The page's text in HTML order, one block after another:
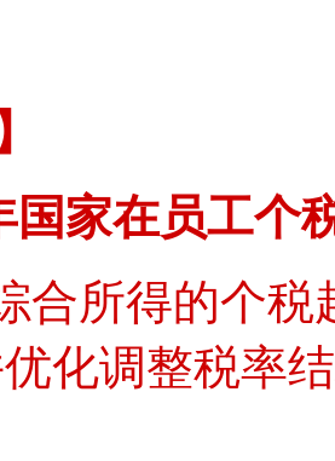
】
国家在员工个
合所得的个税
化调整税率